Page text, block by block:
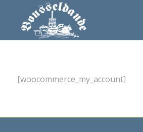
[woocommerce_my_account]